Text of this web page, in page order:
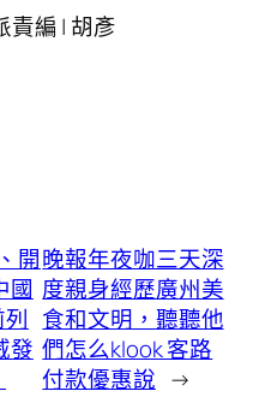
責編 | 胡彥
開
國
發
晚報年夜咖三天深
度親身經歷廣州美
食和文明，聽聽他
們怎么klook 客路
付款優惠說 →